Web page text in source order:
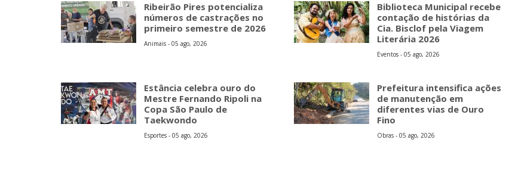
Ribeirão Pires potencializa
números de castrações no
primeiro semestre de 2026
Animais - 05 ago, 2026
Biblioteca Municipal recebe
contação de histórias da
Cia. Bisclof pela Viagem
Literária 2026
Eventos - 05 ago, 2026
Estância celebra ouro do
Mestre Fernando Ripoli na
Copa São Paulo de
Taekwondo
Esportes - 05 ago, 2026
Prefeitura intensifica ações
de manutenção em
diferentes vias de Ouro
Fino
Obras - 05 ago, 2026